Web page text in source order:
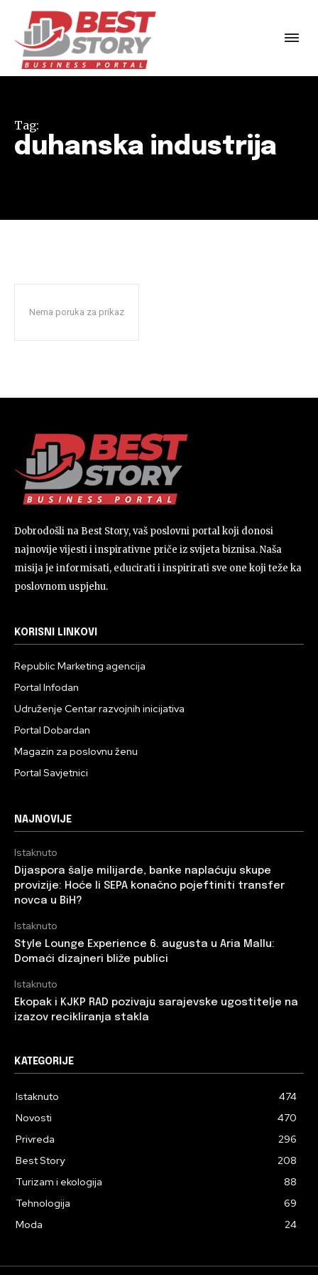
Tag:
duhanska industrija
Nema poruka za prikaz
Dobrodošli na Best Story, vaš poslovni portal koji donosi
najnovije vijesti i inspirativne priče iz svijeta biznisa. Naša
misija je informisati, educirati i inspirirati sve one koji teže ka
poslovnom uspjehu.
KORISNI LINKOVI
Republic Marketing agencija
Portal Infodan
Udruženje Centar razvojnih inicijativa
Portal Dobardan
Magazin za poslovnu ženu
Portal Savjetnici
NAJNOVIJE
Istaknuto
Dijaspora šalje milijarde, banke naplaćuju skupe
provizije: Hoće li SEPA konačno pojeftiniti transfer
novca u BiH?
Istaknuto
Style Lounge Experience 6. augusta u Aria Mallu:
Domaći dizajneri bliže publici
Istaknuto
Ekopak i KJKP RAD pozivaju sarajevske ugostitelje na
izazov recikliranja stakla
KATEGORIJE
Istaknuto
474
Novosti
470
Privreda
296
Best Story
208
Turizam i ekologija
88
Tehnologija
69
Moda
24